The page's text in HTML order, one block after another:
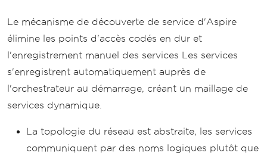
Le mécanisme de découverte de service d'Aspire
élimine les points d'accès codés en dur et
l'enregistrement manuel des services Les services
s'enregistrent automatiquement auprès de
l'orchestrateur au démarrage, créant un maillage de
services dynamique.
La topologie du réseau est abstraite, les services
communiquent par des noms logiques plutôt que